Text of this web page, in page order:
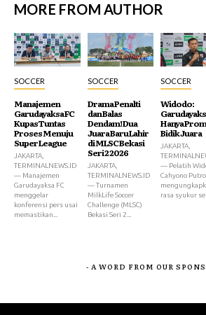
MORE FROM AUTHOR
SOCCER
Manajemen
Garudayaksa FC
Kupas Tuntas
Proses Menuju
Super League
JAKARTA,
TERMINALNEWS.ID
— Manajemen
Garudayaksa FC
menggelar
konferensi pers usai
memastikan...
SOCCER
Drama Penalti
dan Balas
Dendam! Dua
Juara Baru Lahir
di MLSC Bekasi
Seri 2 2026
JAKARTA,
TERMINALNEWS.ID
— Turnamen
MilkLife Soccer
Challenge (MLSC)
Bekasi Seri 2...
SOCCER
Widodo:
Hanya
Bidik Juara
JAKARTA,
— Pelatih
Cahyono Putro
rasa syukur
- A WORD FROM OUR